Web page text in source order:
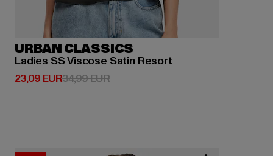
URBAN CLASSICS
Ladies SS Viscose Satin Resort
23,09 EUR
Derzeitiger Preis: 23,09 EUR
34,99 EURAktionspreis: 34,99 EUR